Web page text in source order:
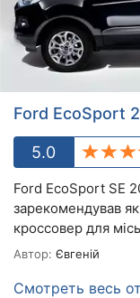
Ford EcoSport
5.0
Ford EcoSport SE
зарекомендував
кроссовер для
Автор: Євгеній
Смотреть весь